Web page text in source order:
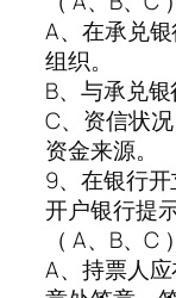
A、在承兑
组织。
B、与承兑
C、资信状
资金来源。
9、在银行
开户银行提
（ A、B、C ）
A、持票人